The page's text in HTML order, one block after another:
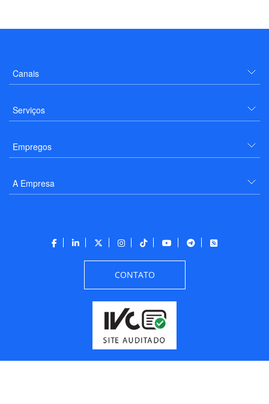
Canais
Serviços
Empregos
A Empresa
CONTATO